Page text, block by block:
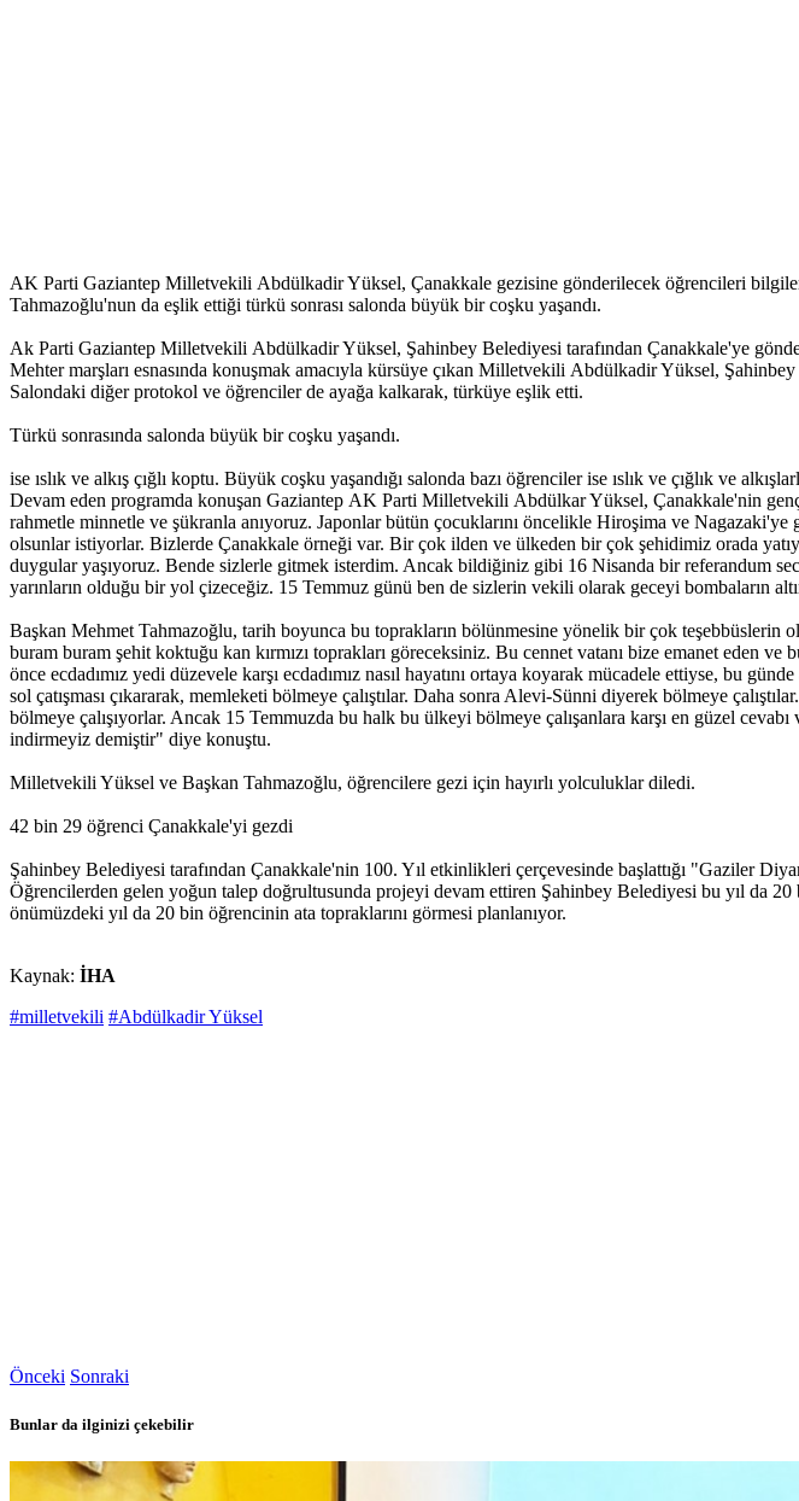
AK Parti Gaziantep Milletvekili Abdülkadir Yüksel, Çanakkale gezisine gönderilecek öğrencileri
Tahmazoğlu'nun da eşlik ettiği türkü sonrası salonda büyük bir coşku yaşandı.
Ak Parti Gaziantep Milletvekili Abdülkadir Yüksel, Şahinbey Belediyesi tarafından Çanakkale'ye
Mehter marşları esnasında konuşmak amacıyla kürsüye çıkan Milletvekili Abdülkadir Yüksel,
Salondaki diğer protokol ve öğrenciler de ayağa kalkarak, türküye eşlik etti.
Türkü sonrasında salonda büyük bir coşku yaşandı.
ise ıslık ve alkış çığlı koptu. Büyük coşku yaşandığı salonda bazı öğrenciler ise ıslık ve çığlık ve
Devam eden programda konuşan Gaziantep AK Parti Milletvekili Abdülkar Yüksel, Çanakkale'nin
rahmetle minnetle ve şükranla anıyoruz. Japonlar bütün çocuklarını öncelikle Hiroşima ve
olsunlar istiyorlar. Bizlerde Çanakkale örneği var. Bir çok ilden ve ülkeden bir çok şehidimiz orada
duygular yaşıyoruz. Bende sizlerle gitmek isterdim. Ancak bildiğiniz gibi 16 Nisanda bir referandum
yarınların olduğu bir yol çizeceğiz. 15 Temmuz günü ben de sizlerin vekili olarak geceyi bombaların
Başkan Mehmet Tahmazoğlu, tarih boyunca bu toprakların bölünmesine yönelik bir çok
buram buram şehit koktuğu kan kırmızı toprakları göreceksiniz. Bu cennet vatanı bize emanet eden
önce ecdadımız yedi düzevele karşı ecdadımız nasıl hayatını ortaya koyarak mücadele ettiyse, bu
sol çatışması çıkararak, memleketi bölmeye çalıştılar. Daha sonra Alevi-Sünni diyerek bölmeye
bölmeye çalışıyorlar. Ancak 15 Temmuzda bu halk bu ülkeyi bölmeye çalışanlara karşı en güzel
indirmeyiz demiştir" diye konuştu.
Milletvekili Yüksel ve Başkan Tahmazoğlu, öğrencilere gezi için hayırlı yolculuklar diledi.
42 bin 29 öğrenci Çanakkale'yi gezdi
Şahinbey Belediyesi tarafından Çanakkale'nin 100. Yıl etkinlikleri çerçevesinde başlattığı "Gaziler
Öğrencilerden gelen yoğun talep doğrultusunda projeyi devam ettiren Şahinbey Belediyesi bu yıl da
önümüzdeki yıl da 20 bin öğrencinin ata topraklarını görmesi planlanıyor.
Kaynak: İHA
#milletvekili #Abdülkadir Yüksel
Önceki Sonraki
Bunlar da ilginizi çekebilir